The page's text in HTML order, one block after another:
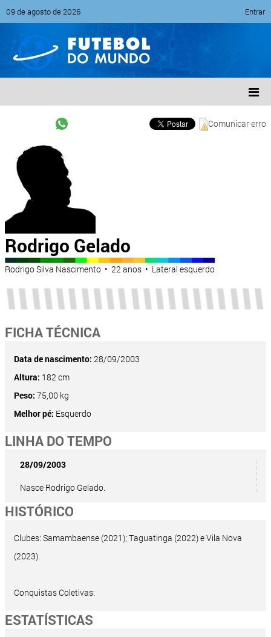
09 de agosto de 2026 Entrar
Comunicar erro
Rodrigo Gelado
Rodrigo Silva Nascimento • 22 anos • Lateral esquerdo
FICHA TÉCNICA
Data de nascimento: 28/09/2003
Altura: 182 cm
Peso: 75,00 kg
Melhor pé: Esquerdo
LINHA DO TEMPO
28/09/2003
Nasce Rodrigo Gelado.
HISTÓRICO
Clubes: Samambaense (2021); Taguatinga (2022) e Vila Nova
(2023).
Conquistas Coletivas:
ESTATÍSTICAS